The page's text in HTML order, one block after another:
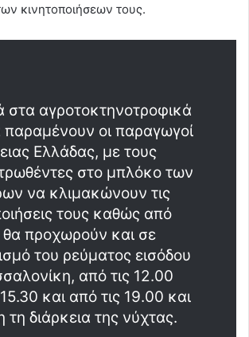
κινητοποιήσεων τους.
στα αγροτοκτηνοτροφικά
οι παραγωγοί
Ελλάδας, με τους
στο μπλόκο των
να κλιμακώνουν τις
τους καθώς από
προχωρούν και σε
του ρεύματος εισόδου
από τις 12.00
και από τις 19.00 και
τη διάρκεια της νύχτας.